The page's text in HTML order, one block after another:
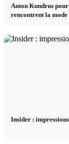
Anton Kundrus
rencontrent la
Insider :